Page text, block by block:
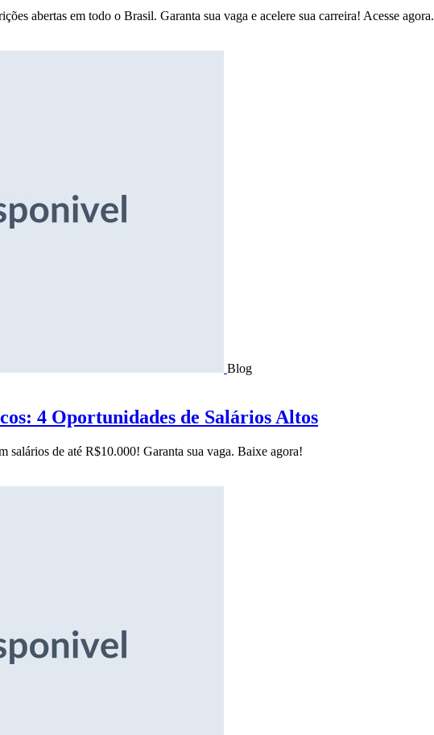
abertas em todo o Brasil. Garanta sua vaga e acelere sua carreira! Acesse agora.
Blog
4 Oportunidades de Salários Altos
salários de até R$10.000! Garanta sua vaga. Baixe agora!